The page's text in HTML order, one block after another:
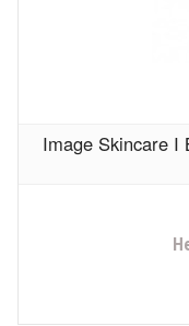
Image Skincare I